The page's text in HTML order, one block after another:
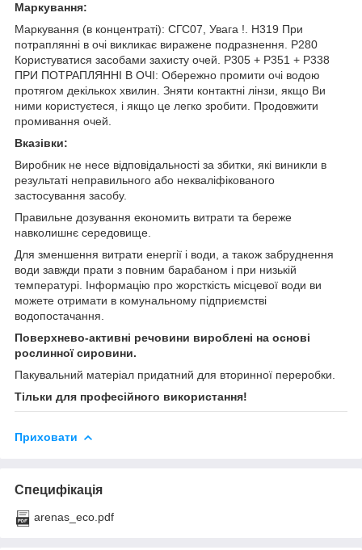
Маркування:
Маркування (в концентраті): СГС07, Увага !. H319 При
потраплянні в очі викликає виражене подразнення. P280
Користуватися засобами захисту очей. P305 + P351 + P338
ПРИ ПОТРАПЛЯННІ В ОЧІ: Обережно промити очі водою
протягом декількох хвилин. Зняти контактні лінзи, якщо Ви
ними користуєтеся, і якщо це легко зробити. Продовжити
промивання очей.
Вказівки:
Виробник не несе відповідальності за збитки, які виникли в
результаті неправильного або некваліфікованого
застосування засобу.
Правильне дозування економить витрати та береже
навколишнє середовище.
Для зменшення витрати енергії і води, а також забруднення
води завжди прати з повним барабаном і при низькій
температурі. Інформацію про жорсткість місцевої води ви
можете отримати в комунальному підприємстві
водопостачання.
Поверхнево-активні речовини вироблені на основі
рослинної сировини.
Пакувальний матеріал придатний для вторинної переробки.
Тільки для професійного використання!
Приховати
Специфікація
arenas_eco.pdf